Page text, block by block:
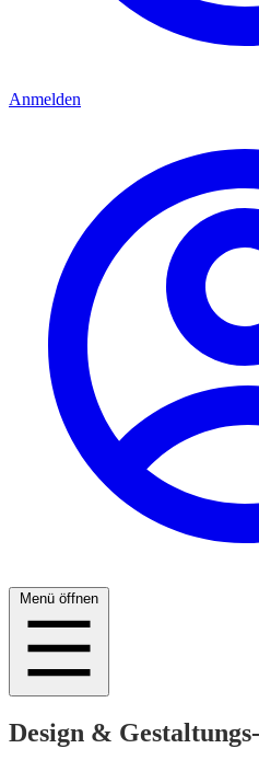
Anmelden
Menü öffnen
Design &